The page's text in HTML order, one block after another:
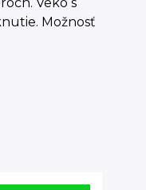
Možnosť